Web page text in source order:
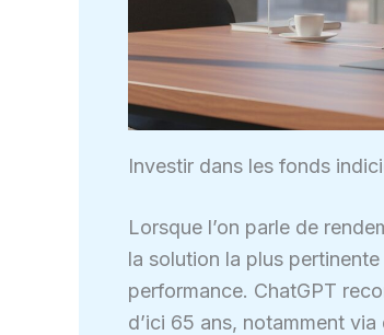
Investir dans les fonds
Lorsque l’on parle de
la solution la plus
performance. ChatGPT
d’ici 65 ans, notamment